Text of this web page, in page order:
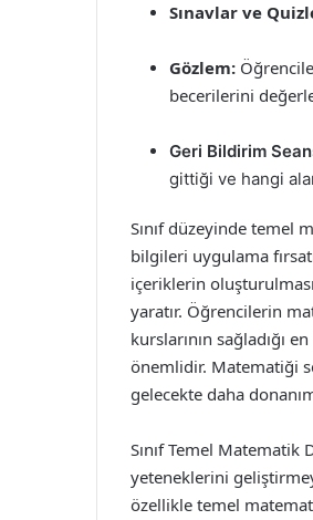
Sınavlar ve
Gözlem:
becerilerini
Geri Bildirim
gittiği ve hangi
Sınıf düzeyinde temel
bilgileri uygulama
içeriklerin
yaratır. Öğrencilerin
kurslarının sağladığı
önemlidir. Matematiği
gelecekte daha
Sınıf Temel
yeteneklerini
özellikle temel